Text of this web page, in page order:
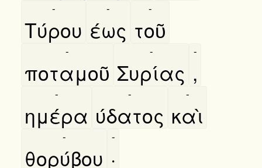
Τύρου
-
έως
-
τοῦ
-
ποταμοῦ
-
Συρίας
-
,
-
ημέρα
-
ύδατος
-
καὶ
-
θορύβου
-
·
-